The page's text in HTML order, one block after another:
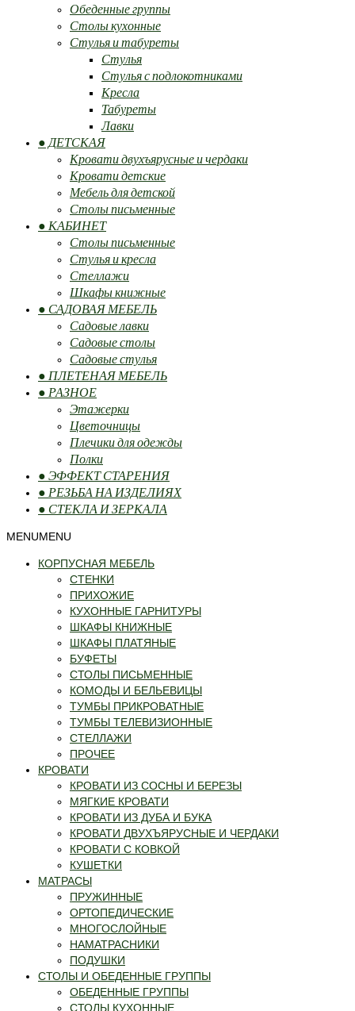
Обеденные группы
Столы кухонные
Стулья и табуреты
Стулья
Стулья с подлокотниками
Кресла
Табуреты
Лавки
● ДЕТСКАЯ
Кровати двухъярусные и чердаки
Кровати детские
Мебель для детской
Столы письменные
● КАБИНЕТ
Столы письменные
Стулья и кресла
Стеллажи
Шкафы книжные
● САДОВАЯ МЕБЕЛЬ
Садовые лавки
Садовые столы
Садовые стулья
● ПЛЕТЕНАЯ МЕБЕЛЬ
● РАЗНОЕ
Этажерки
Цветочницы
Плечики для одежды
Полки
● ЭФФЕКТ СТАРЕНИЯ
● РЕЗЬБА НА ИЗДЕЛИЯХ
● СТЕКЛА И ЗЕРКАЛА
MENUMENU
КОРПУСНАЯ МЕБЕЛЬ
СТЕНКИ
ПРИХОЖИЕ
КУХОННЫЕ ГАРНИТУРЫ
ШКАФЫ КНИЖНЫЕ
ШКАФЫ ПЛАТЯНЫЕ
БУФЕТЫ
СТОЛЫ ПИСЬМЕННЫЕ
КОМОДЫ И БЕЛЬЕВИЦЫ
ТУМБЫ ПРИКРОВАТНЫЕ
ТУМБЫ ТЕЛЕВИЗИОННЫЕ
СТЕЛЛАЖИ
ПРОЧЕЕ
КРОВАТИ
КРОВАТИ ИЗ СОСНЫ И БЕРЕЗЫ
МЯГКИЕ КРОВАТИ
КРОВАТИ ИЗ ДУБА И БУКА
КРОВАТИ ДВУХЪЯРУСНЫЕ И ЧЕРДАКИ
КРОВАТИ С КОВКОЙ
КУШЕТКИ
МАТРАСЫ
ПРУЖИННЫЕ
ОРТОПЕДИЧЕСКИЕ
МНОГОСЛОЙНЫЕ
НАМАТРАСНИКИ
ПОДУШКИ
СТОЛЫ И ОБЕДЕННЫЕ ГРУППЫ
ОБЕДЕННЫЕ ГРУППЫ
СТОЛЫ КУХОННЫЕ